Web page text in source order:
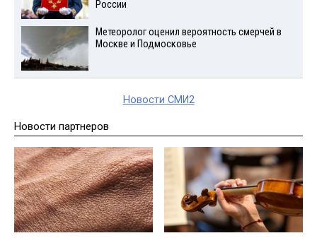
России
Метеоролог оценил вероятность смерчей в
Москве и Подмосковье
Новости СМИ2
Новости партнеров